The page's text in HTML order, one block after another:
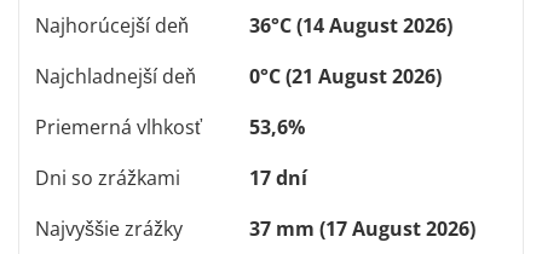
Najhorúcejší deň
36°C (14 August 2026)
Najchladnejší deň
0°C (21 August 2026)
Priemerná vlhkosť
53,6%
Dni so zrážkami
17 dní
Najvyššie zrážky
37 mm (17 August 2026)